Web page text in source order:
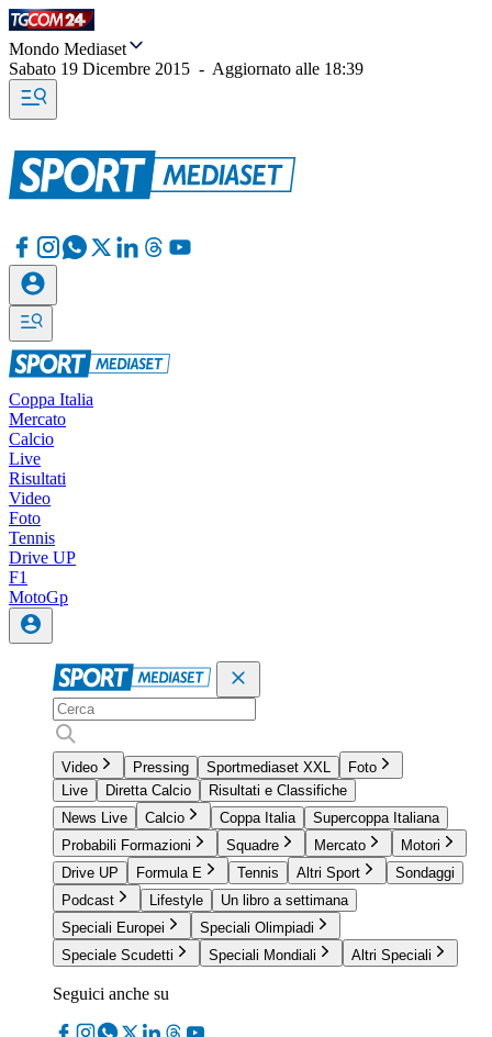
Mondo Mediaset
Sabato 19 Dicembre 2015 - Aggiornato alle 18:39
Coppa Italia
Mercato
Calcio
Live
Risultati
Video
Foto
Tennis
Drive UP
F1
MotoGp
Video Pressing Sportmediaset XXL
Foto
Live
Diretta Calcio
Risultati e Classifiche
News Live
Calcio Coppa Italia
Supercoppa Italiana
Probabili Formazioni
Squadre Mercato
Motori
Drive UP
Formula E Tennis Altri Sport
Sondaggi
Podcast
Lifestyle
Un libro a settimana
Speciali Europei
Speciali Olimpiadi
Speciale Scudetti
Speciali Mondiali Altri Speciali
Seguici anche su